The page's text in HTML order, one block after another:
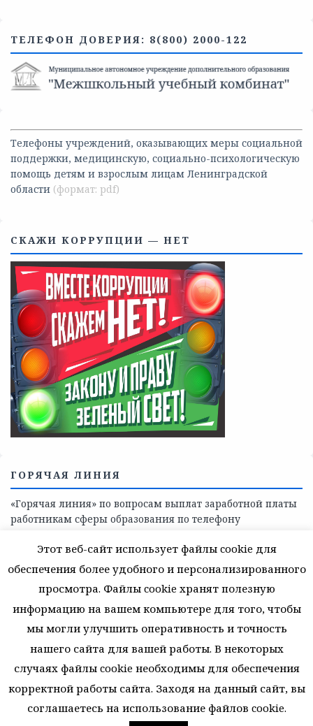
ТЕЛЕФОН ДОВЕРИЯ: 8(800) 2000-122
Телефоны учреждений, оказывающих меры социальной
поддержки, медицинскую, социально-психологическую
помощь детям и взрослым лицам Ленинградской
области
СКАЖИ КОРРУПЦИИ — НЕТ
ГОРЯЧАЯ ЛИНИЯ
«Горячая линия» по вопросам выплат заработной платы
работникам сферы образования по телефону
© 2026 Муниципальное автономное учреждение
дополнительного образования. Все права защищены.
ВЕРНУТЬСЯ К НАЧАЛУ
Этот веб-сайт использует файлы cookie для
обеспечения более удобного и персонализированного
просмотра. Файлы cookie хранят полезную
информацию на вашем компьютере для того, чтобы
мы могли улучшить оперативность и точность
нашего сайта для вашей работы. В некоторых
случаях файлы cookie необходимы для обеспечения
корректной работы сайта. Заходя на данный сайт, вы
соглашаетесь на использование файлов cookie.
48 запросов. 1,875 секунд. 31.6156463623052 Мб